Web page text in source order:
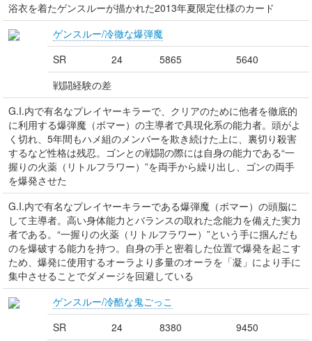
浴衣を着たゲンスルーが描かれた2013年夏限定仕様のカード
ゲンスルー/冷徹な爆弾魔
SR
24 5865
5640
戦闘経験の差
G.I.内で有名なプレイヤーキラーで、クリアのために他者を徹底的
に利用する爆弾魔（ボマー）の主導者で具現化系の能力者。頭がよ
く切れ、5年間もハメ組のメンバーを欺き続けた上に、裏切り殺害
するなど性格は残忍。ゴンとの戦闘の際には自身の能力である“一
握りの火薬（リトルフラワー）”を両手から繰り出し、ゴンの両手
を爆発させた
G.I.内で有名なプレイヤーキラーである爆弾魔（ボマー）の頭脳に
して主導者。高い身体能力とバランスの取れた念能力を備えた実力
者である。“一握りの火薬（リトルフラワー）”という手に掴んだも
のを爆破する能力を持つ。自身の手と密着した位置で爆発を起こす
ため、爆発に使用するオーラより多量のオーラを「凝」により手に
集中させることでダメージを回避している
ゲンスルー/冷酷な鬼ごっこ
SR
24 8380
9450